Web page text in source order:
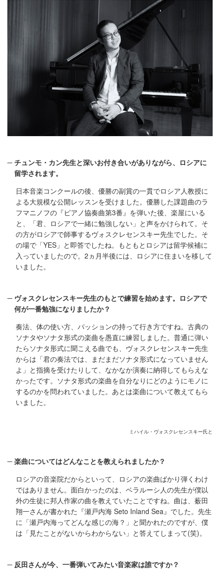
チュンモ・カン先生と深いお付き合いがありながら、ロシアに
留学されます。
日本音楽コンクールの後、優勝の副賞の一貫でロシア人教授に
よる大規模な公開レッスンを受けました。優勝した課題曲のラ
フマニノフの『ピアノ協奏曲第3番』を弾いた後、楽屋にいる
と、「君、ロシアで一緒に勉強しない」と声をかけられて。そ
の方がロシアで師事するヴォスクレセンスキー先生でした。そ
の場で「YES」と即答でしたね。もともとロシアは留学候補に
入っていましたので。2ヵ月半後には、ロシアに住まいを移して
いました。
ヴォスクレセンスキー先生のもとで練習を始めます。ロシアで
何が一番勉強になりましたか？
奏法、体の使い方、パッションの持って行き方ですね。古典の
ソナタやソナタ形式の楽曲を愚直に練習しました。普通に弾い
たらソナタ形式に聞こえる曲でも、ヴォスクレセンスキー先生
からは「君の奏法では、まだまだソナタ形式になっていません
よ」と指摘を受けたりして、なかなか演奏に納得してもらえな
かったです。ソナタ形式の楽曲を自分なりにどのようにモノに
するのかを問われていました。あとは楽曲について教えてもら
いました。
ミハイル・ヴォスクレセンスキー氏と
楽曲についてはどんなことを教えられましたか？
ロシアの音楽院だからといって、ロシアの楽曲ばかり弾くわけ
ではありません。面白かったのは、ベラルーシ人の先生が僕以
外の生徒に邦人作家の曲を教えていたことですね。曲は、薮田
翔一さんが書かれた『瀬戸内海 Seto Inland Sea』でした。先生
に「瀬戸内海ってどんな感じの海？」と聞かれたのですが、僕
は「見たことがないからわからない」と答えてしまって(笑)。
反田さんが今、一番弾いてみたい音楽家は誰ですか？